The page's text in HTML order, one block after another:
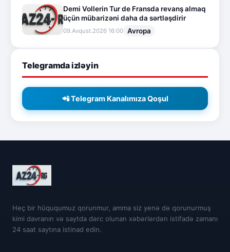
Demi Vollerin Tur de Fransda revanş almaq
üçün mübarizəni daha da sərtləşdirir
09.Avqust.2026 16:00 Avropa
Telegramda izləyin
📲 Telegram Kanalımıza Qoşul
Heç bir hüququmuz qorunmur, amma siz yenə də qorunurmuş
kimi davranın və saytda dərc olunan xəbərlərdən istifadə zamanı
24 saat saytına istinad edin.